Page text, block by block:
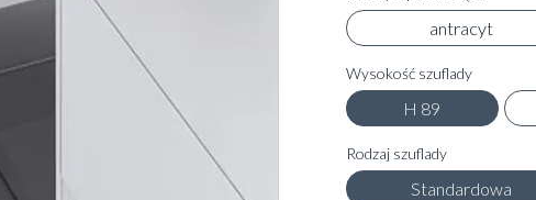
antracyt
Wysokość szuflady
H 89
Rodzaj szuflady
Standardowa